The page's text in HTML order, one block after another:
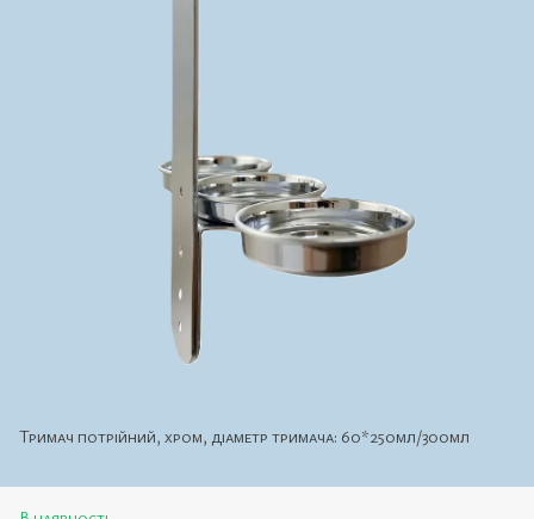
Тримач потрійний, хром, діаметр тримача: 60*250мл/300мл